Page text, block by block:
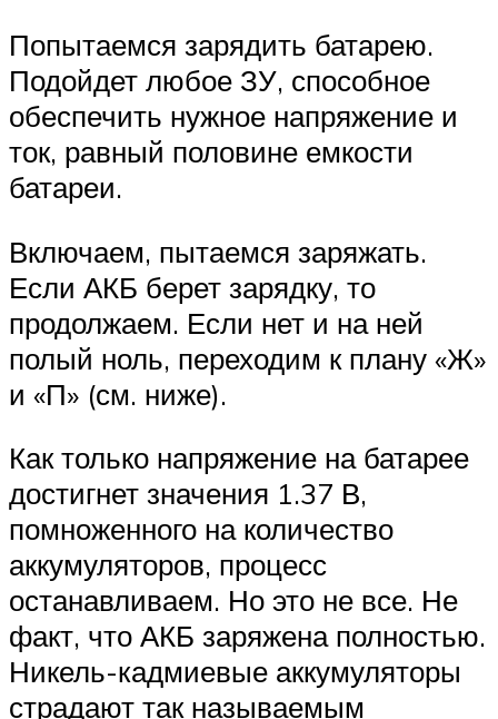
Попытаемся зарядить батарею.
Подойдет любое ЗУ, способное
обеспечить нужное напряжение и
ток, равный половине емкости
батареи.
Включаем, пытаемся заряжать.
Если АКБ берет зарядку, то
продолжаем. Если нет и на ней
полый ноль, переходим к плану «Ж»
и «П» (см. ниже).
Как только напряжение на батарее
достигнет значения 1.37 В,
помноженного на количество
аккумуляторов, процесс
останавливаем. Но это не все. Не
факт, что АКБ заряжена полностью.
Никель-кадмиевые аккумуляторы
страдают так называемым